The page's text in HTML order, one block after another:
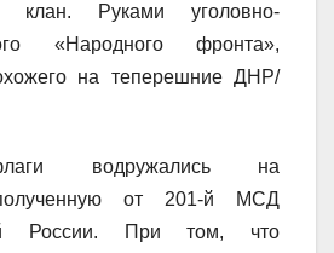
клан. Руками уголовно-
«Народного фронта»,
на теперешние ДНР/
водружались на
полученную от 201-й МСД
России. При том, что